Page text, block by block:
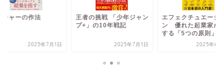
チャーの作法
2025年7月1日
王者の挑戦 「少年ジャン
プ+」の10年戦記
2025年7月1日
エフェクチュエーシ
ン 優れた起業家が
する「5つの原則」
2025年6